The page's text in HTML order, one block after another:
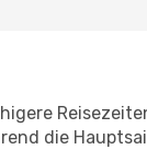
die